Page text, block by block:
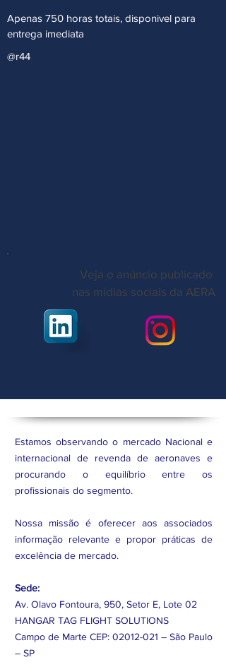
Apenas 750 horas totais, disponivel para
entrega imediata
@r44
Veja o anúncio publicado
nas mídias sociais da AERA
Estamos observando o mercado Nacional e
internacional de revenda de aeronaves e
procurando o equilíbrio entre os
profissionais do segmento.
Nossa missão é oferecer aos associados
informação relevante e propor práticas de
excelência de mercado.
Sede:
Av. Olavo Fontoura, 950, Setor E, Lote 02
HANGAR TAG FLIGHT SOLUTIONS
Campo de Marte CEP: 02012-021 – São Paulo
– SP